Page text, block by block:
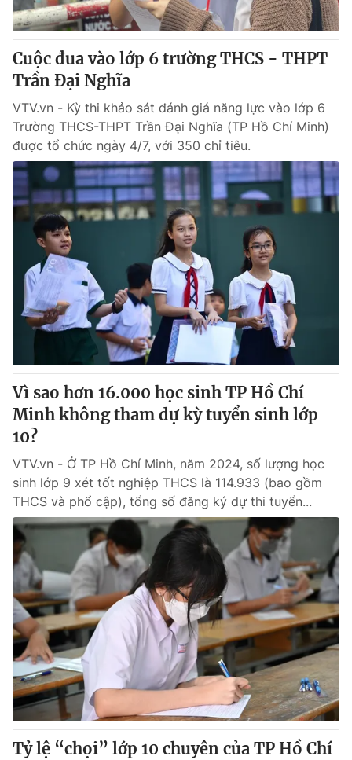
Cuộc đua vào lớp 6 trường THCS - THPT
Trần Đại Nghĩa
VTV.vn - Kỳ thi khảo sát đánh giá năng lực vào lớp 6
Trường THCS-THPT Trần Đại Nghĩa (TP Hồ Chí Minh)
được tổ chức ngày 4/7, với 350 chỉ tiêu.
Vì sao hơn 16.000 học sinh TP Hồ Chí
Minh không tham dự kỳ tuyển sinh lớp
10?
VTV.vn - Ở TP Hồ Chí Minh, năm 2024, số lượng học
sinh lớp 9 xét tốt nghiệp THCS là 114.933 (bao gồm
THCS và phổ cập), tổng số đăng ký dự thi tuyển...
Tỷ lệ “chọi” lớp 10 chuyên của TP Hồ Chí